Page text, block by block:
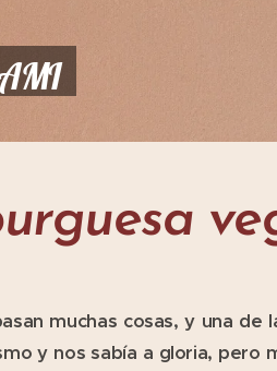
muchas cosas, y una
y nos sabía a gloria, pero